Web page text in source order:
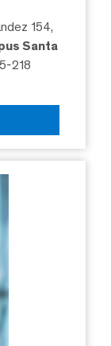
154,
Santa
218